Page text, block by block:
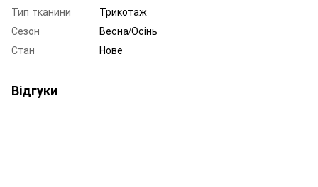
Тип тканини
Трикотаж
Сезон
Весна/Осінь
Стан
Нове
Відгуки